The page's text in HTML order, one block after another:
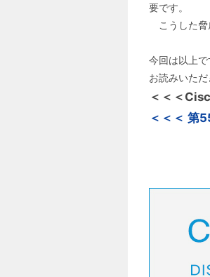
要です。
こうした脅
今回は以上で
お読みいただ
＜＜＜
＜＜＜ 第